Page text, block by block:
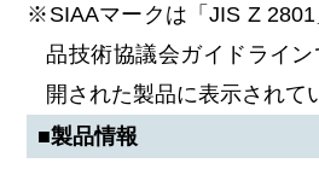
※SIAAマークは「JIS Z
品技術協議会ガイドライ
開された製品に表示されて
■製品情報